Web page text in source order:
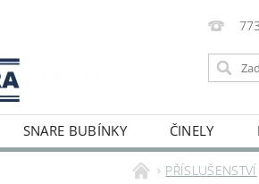
SNARE BUBÍNKY ČINELY
PŘÍSLUŠENSTVÍ